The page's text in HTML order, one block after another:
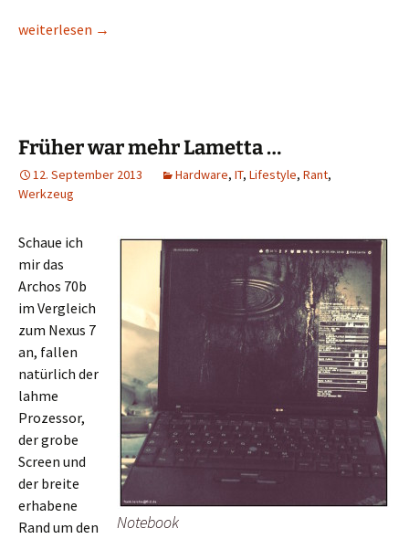
Politische Arithmetik
weiterlesen →
Früher war mehr Lametta …
12. September 2013 Hardware, IT, Lifestyle, Rant,
Werkzeug
Notebook
Schaue ich
mir das
Archos 70b
im Vergleich
zum Nexus 7
an, fallen
natürlich der
lahme
Prozessor,
der grobe
Screen und
der breite
erhabene
Rand um den